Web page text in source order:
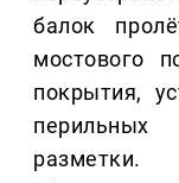
балок
мостового
покрытия,
разметки.